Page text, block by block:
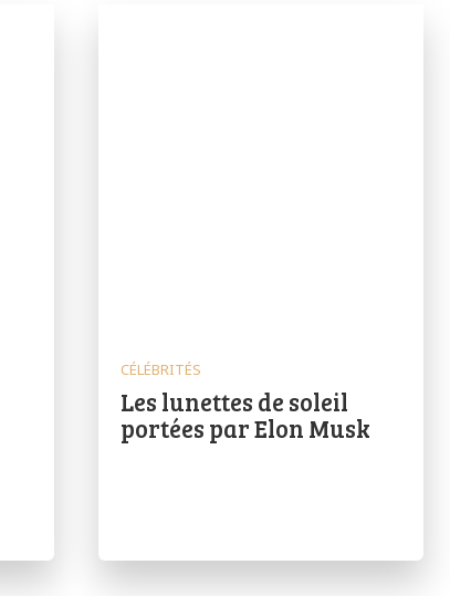
CÉLÉBRITÉS
Les lunettes de soleil
portées par Elon Musk